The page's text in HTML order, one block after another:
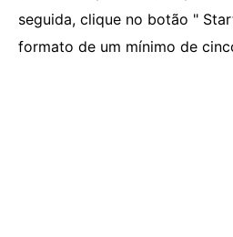
seguida, clique no botão "
formato de um mínimo de